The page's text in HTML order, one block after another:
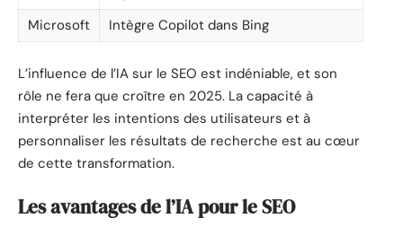
Microsoft
Intègre Copilot dans Bing
L’influence de l’IA sur le SEO est indéniable, et son
rôle ne fera que croître en 2025. La capacité à
interpréter les intentions des utilisateurs et à
personnaliser les résultats de recherche est au cœur
de cette transformation.
Les avantages de l’IA pour le SEO